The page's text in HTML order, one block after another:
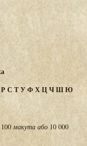
РСТУФХЦЧШЮ
100макута або10 000